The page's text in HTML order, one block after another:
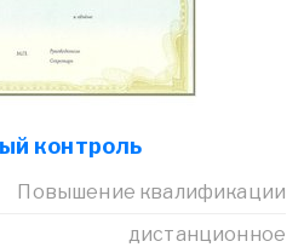
контроль
Повышение квалификации
дистанционное